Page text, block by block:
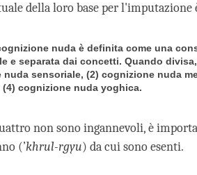
della loro base per l'imputazione
nuda è definita come una
e separata dai concetti. Quando
nuda sensoriale, (2) cognizione nuda
(4) cognizione nuda yoghica.
non sono ingannevoli, è
(’khrul-rgyu) da cui sono esenti.